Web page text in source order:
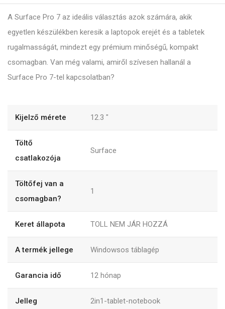
A Surface Pro 7 az ideális választás azok számára, akik
egyetlen készülékben keresik a laptopok erejét és a tabletek
rugalmasságát, mindezt egy prémium minőségű, kompakt
csomagban. Van még valami, amiről szívesen hallanál a
Surface Pro 7-tel kapcsolatban?
Kijelző mérete 12.3 "
Töltő
csatlakozója
Surface
Töltőfej van a
csomagban?
1
Keret állapota TOLL NEM JÁR HOZZÁ
A termék jellege Windowsos táblagép
Garancia idő 12 hónap
Jelleg 2in1-tablet-notebook